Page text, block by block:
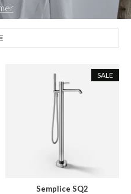
som passar bäst
att hitta en fantastisk
stora onlineutbud. Se hela
reor och erbjudanden på våra
SALE
Semplice SQ2